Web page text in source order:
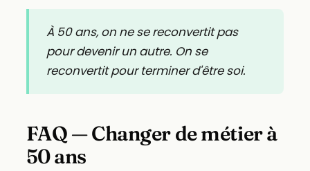
À 50 ans, on ne se reconvertit pas
pour devenir un autre. On se
reconvertit pour terminer d'être soi.
FAQ — Changer de métier à
50 ans